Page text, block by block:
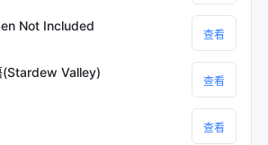
Not Included
查看
(Stardew Valley)
查看
查看